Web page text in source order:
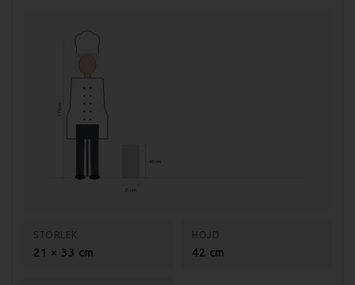
Bruttovikt (inkl emballage): 11,5 kg
175 cm
42 cm
21 cm
STORLEK
21 × 33 cm
HÖJD
42 cm